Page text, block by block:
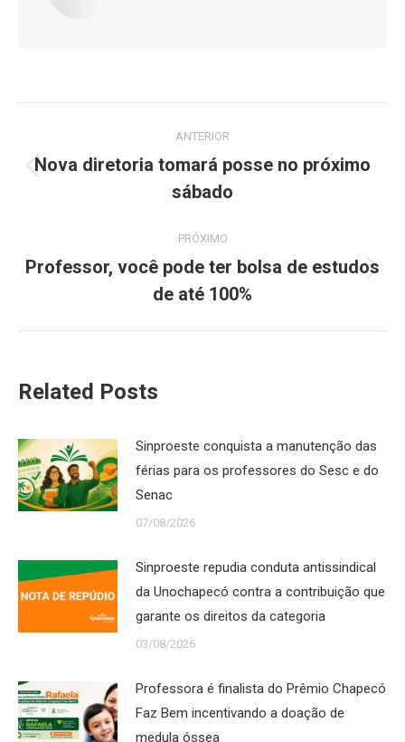
de
ANTERIOR
Post
anterior:
Nova diretoria tomará posse no próximo
sábado
PRÓXIMO
Próximo
post:
Professor, você pode ter bolsa de estudos
de até 100%
Related Posts
Sinproeste conquista a manutenção das
férias para os professores do Sesc e do
Senac
07/08/2026
Sinproeste repudia conduta antissindical
da Unochapecó contra a contribuição que
garante os direitos da categoria
03/08/2026
Professora é finalista do Prêmio Chapecó
Faz Bem incentivando a doação de
medula óssea